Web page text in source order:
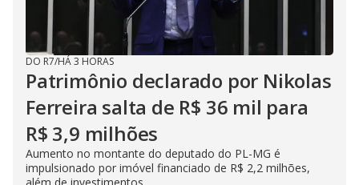
DO R7/HÁ 3 HORAS
Patrimônio declarado por Nikolas
Ferreira salta de R$ 36 mil para
R$ 3,9 milhões
Aumento no montante do deputado do PL-MG é
impulsionado por imóvel financiado de R$ 2,2 milhões,